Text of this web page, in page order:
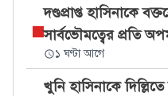
দণ্ডপ্রাপ্ত হাসিনাকে
সার্বভৌমত্বের প্রতি
১ ঘণ্টা আগে
খুনি হাসিনাকে